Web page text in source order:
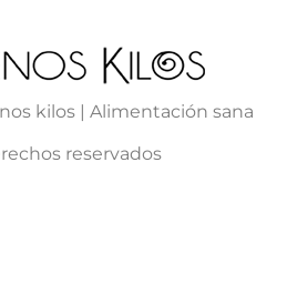
kilos | Alimentación sana
reservados